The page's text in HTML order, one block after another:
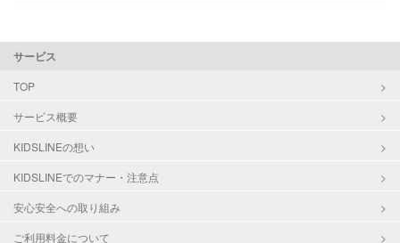
サービス
TOP
サービス概要
KIDSLINEの想い
KIDSLINEでのマナー・注意点
安心安全への取り組み
ご利用料金について